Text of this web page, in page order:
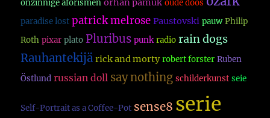
onzinnige aforismen orhan pamuk oude doos
paradise lost patrick melrose Paustovski pauw Philip
Roth pixar plato Pluribus punk radio rain dogs
Rauhantekijä rick and morty robert forster Ruben
Östlund russian doll say nothing schilderkunst seie
Self-Portrait as a Coffee-Pot sense8 serie